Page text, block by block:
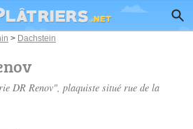
> Dachstein
DR Renov", plaquiste situé rue de la